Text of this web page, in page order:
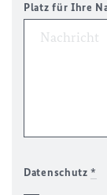
Platz für Ihre
Datenschutz*